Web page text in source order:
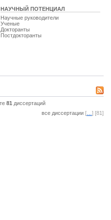
НАУЧНЫЙ ПОТЕНЦИАЛ
Научные руководители
Ученые
Докторанты
Постдокторанты
81 диссертаций
все диссертации [ ] [81]